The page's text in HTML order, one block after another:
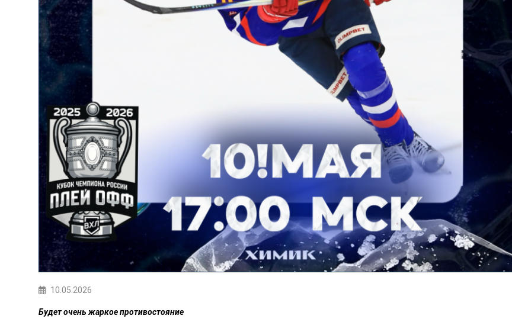
10.05.2026
Будет очень жаркое противостояние